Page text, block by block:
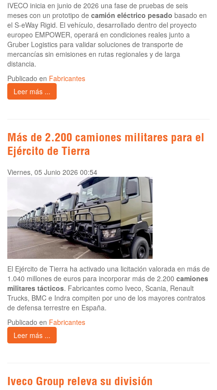
IVECO inicia en junio de 2026 una fase de pruebas de seis
meses con un prototipo de camión eléctrico pesado basado en
el S-eWay Rigid. El vehículo, desarrollado dentro del proyecto
europeo EMPOWER, operará en condiciones reales junto a
Gruber Logistics para validar soluciones de transporte de
mercancías sin emisiones en rutas regionales y de larga
distancia.
Publicado en Fabricantes
Leer más ...
Más de 2.200 camiones militares para el
Ejército de Tierra
Viernes, 05 Junio 2026 00:54
El Ejército de Tierra ha activado una licitación valorada en más de
1.040 millones de euros para incorporar más de 2.200 camiones
militares tácticos. Fabricantes como Iveco, Scania, Renault
Trucks, BMC e Indra compiten por uno de los mayores contratos
de defensa terrestre en España.
Publicado en Fabricantes
Leer más ...
Iveco Group releva su división